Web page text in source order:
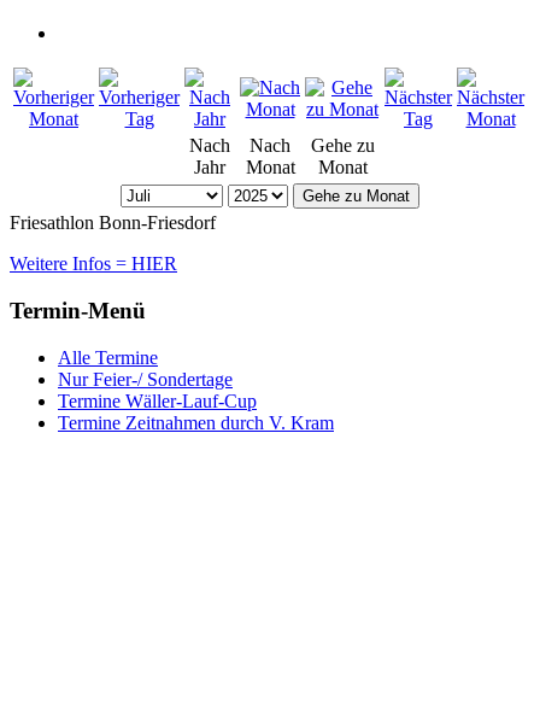
Nach
Jahr
Nach
Monat
Gehe zu
Monat
Gehe zu Monat
Friesathlon Bonn-Friesdorf
Weitere Infos = HIER
Termin-Menü
Alle Termine
Nur Feier-/ Sondertage
Termine Wäller-Lauf-Cup
Termine Zeitnahmen durch V. Kram